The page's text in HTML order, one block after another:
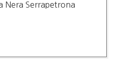
Nera Serrapetrona